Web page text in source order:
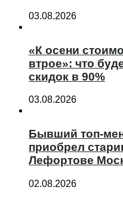
03.08.2026
«К осени
втрое»: что
скидок в 90%
03.08.2026
Бывший топ-
приобрел
Лефортове
02.08.2026